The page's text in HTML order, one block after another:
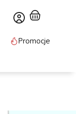
Promocje